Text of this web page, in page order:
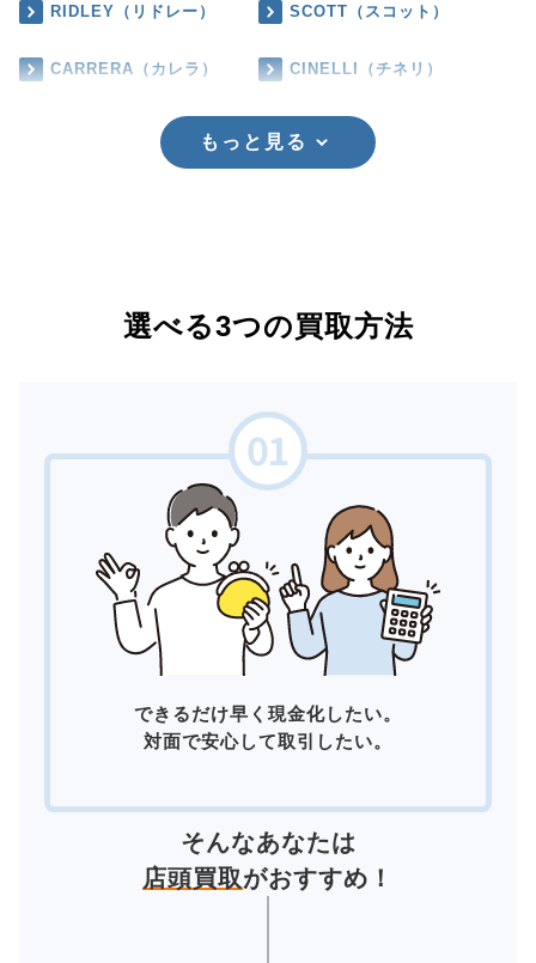
RIDLEY（リドレー） SCOTT（スコット）
CARRERA（カレラ） CINELLI（チネリ）
もっと見る
選べる3つの買取方法
できるだけ早く現金化したい。
対面で安心して取引したい。
そんなあなたは
店頭買取がおすすめ！